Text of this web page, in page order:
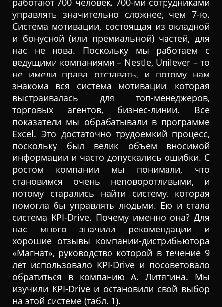
управлять значительно сложнее, чем 7-ю.
Система мотивации, состоящая из окладной
и бонусной (или премиальной) частей, для
нас не нова. Поскольку мы работаем с
ведущими компаниями – Nestle, Unilever – то
не имели права отставать, и потому нам
знакома вся система мотивации, которая
выстраивалась для топ-менеджеров,
торговых агентов, бизнес-линии. Все
показатели мы обрабатывали в программе
Excel. Это достаточно трудоемкий процесс,
поскольку был велик объем вносимой
информации и часто допускались ошибки. С
ростом компании мы понимали, что
становимся очень неповоротливыми, и
потому старались найти систему, которая
помогла бы управлять людьми. Ею и стала
система KPI-Drive. Почему именно она? Для
нас много значили рекомендации и
хорошие отзывы компании-дистрибьютора
«Магнат», руководство которой в течение 9
лет использовало KPI-Drive и посоветовало
обратиться в компанию А. Литягина. Мы
изучили KPI-Drive и остановили свой выбор
на этой системе (табл. 1).